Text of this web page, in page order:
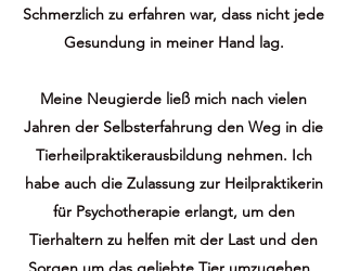
Schmerzlich zu erfahren war, dass nicht jede
Gesundung in meiner Hand lag.
Meine Neugierde ließ mich nach vielen
Jahren der Selbsterfahrung den Weg in die
Tierheilpraktikerausbildung nehmen. Ich
habe auch die Zulassung zur Heilpraktikerin
für Psychotherapie erlangt, um den
Tierhaltern zu helfen mit der Last und den